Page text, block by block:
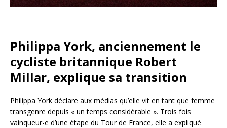
Philippa York, anciennement le
cycliste britannique Robert
Millar, explique sa transition
Philippa York déclare aux médias qu’elle vit en tant que femme
transgenre depuis « un temps considérable ». Trois fois
vainqueur-e d’une étape du Tour de France, elle a expliqué